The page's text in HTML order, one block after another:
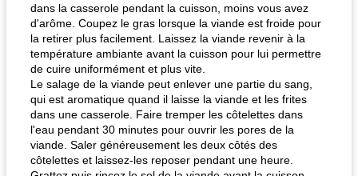
fiesta tostadas le méga's jopp joes
dans la casserole pendant la cuisson, moins vous avez
d'arôme. Coupez le gras lorsque la viande est froide pour
la retirer plus facilement. Laissez la viande revenir à la
température ambiante avant la cuisson pour lui permettre
de cuire uniformément et plus vite.
Le salage de la viande peut enlever une partie du sang,
qui est aromatique quand il laisse la viande et les frites
dans une casserole. Faire tremper les côtelettes dans
l'eau pendant 30 minutes pour ouvrir les pores de la
viande. Saler généreusement les deux côtés des
côtelettes et laissez-les reposer pendant une heure.